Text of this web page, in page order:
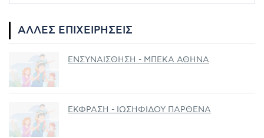
ΆΛΛΕΣ ΕΠΙΧΕΙΡΉΣΕΙΣ
ΕΝΣΥΝΑΙΣΘΗΣΗ - ΜΠΕΚΑ ΑΘΗΝΑ
ΕΚΦΡΑΣΗ - ΙΩΣΗΦΙΔΟΥ ΠΑΡΘΕΝΑ